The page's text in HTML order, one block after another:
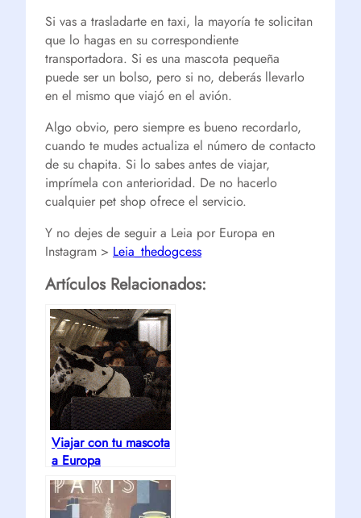
Si vas a trasladarte en taxi, la mayoría te solicitan
que lo hagas en su correspondiente
transportadora. Si es una mascota pequeña
puede ser un bolso, pero si no, deberás llevarlo
en el mismo que viajó en el avión.
Algo obvio, pero siempre es bueno recordarlo,
cuando te mudes actualiza el número de contacto
de su chapita. Si lo sabes antes de viajar,
imprímela con anterioridad. De no hacerlo
cualquier pet shop ofrece el servicio.
Y no dejes de seguir a Leia por Europa en
Instagram > Leia_thedogcess
Artículos Relacionados:
Viajar con tu mascota
a Europa